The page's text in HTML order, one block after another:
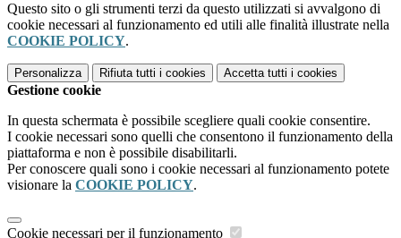
Questo sito o gli strumenti terzi da questo utilizzati si avvalgono di
cookie necessari al funzionamento ed utili alle finalità illustrate nella
COOKIE POLICY.
Personalizza Rifiuta tutti i cookies Accetta tutti i cookies
Gestione cookie
In questa schermata è possibile scegliere quali cookie consentire.
I cookie necessari sono quelli che consentono il funzionamento della
piattaforma e non è possibile disabilitarli.
Per conoscere quali sono i cookie necessari al funzionamento potete
visionare la COOKIE POLICY.
Cookie necessari per il funzionamento